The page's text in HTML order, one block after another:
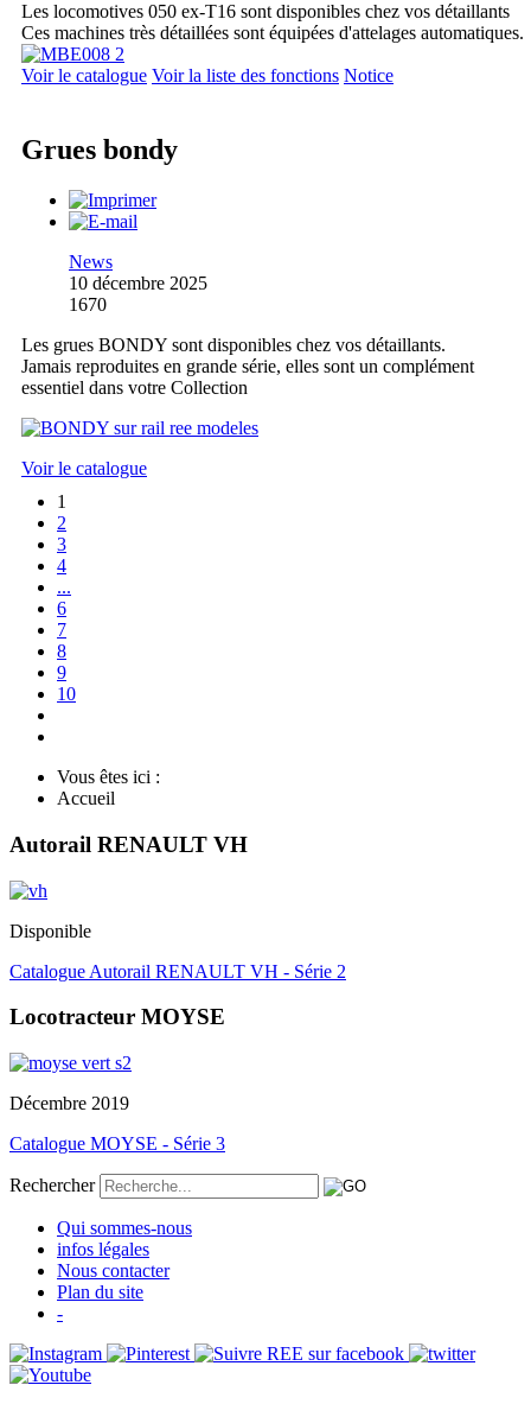
Les locomotives 050 ex-T16 sont disponibles chez vos détaillants
Ces machines très détaillées sont équipées d'attelages automatiques.
Voir le catalogue Voir la liste des fonctions Notice
Grues bondy
News
10 décembre 2025
1670
Les grues BONDY sont disponibles chez vos détaillants.
Jamais reproduites en grande série, elles sont un complément
essentiel dans votre Collection
Voir le catalogue
1
2
3
4
...
6
7
8
9
10
Vous êtes ici :
Accueil
Autorail RENAULT VH
Disponible
Catalogue Autorail RENAULT VH - Série 2
Locotracteur MOYSE
Décembre 2019
Catalogue MOYSE - Série 3
Rechercher
Qui sommes-nous
infos légales
Nous contacter
Plan du site
-